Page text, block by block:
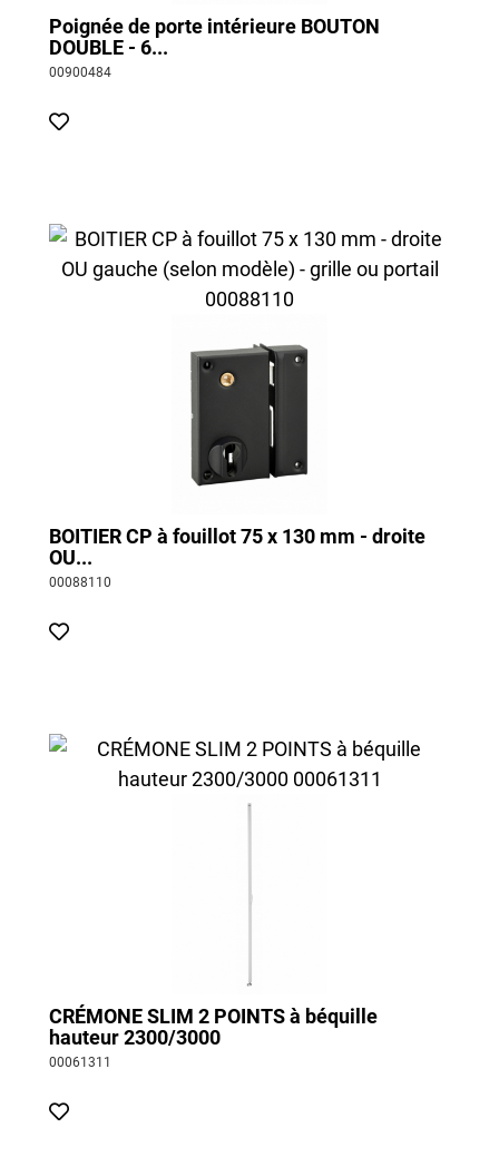
Poignée de porte intérieure BOUTON
DOUBLE - 6...
00900484
BOITIER CP à fouillot 75 x 130 mm - droite
OU...
00088110
CRÉMONE SLIM 2 POINTS à béquille
hauteur 2300/3000
00061311